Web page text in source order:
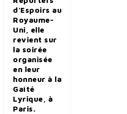
d’Espoirs au
Royaume-
Uni, elle
revient sur
la soirée
organisée
en leur
honneur à la
Gaîté
Lyrique, à
Paris.